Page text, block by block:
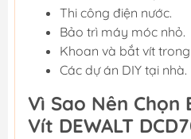
Thi công điện nước.
Bảo trì máy móc nhỏ.
Khoan và bắt vít
Các dự án DIY tại nhà.
Vì Sao Nên Chọn
Vít DEWALT